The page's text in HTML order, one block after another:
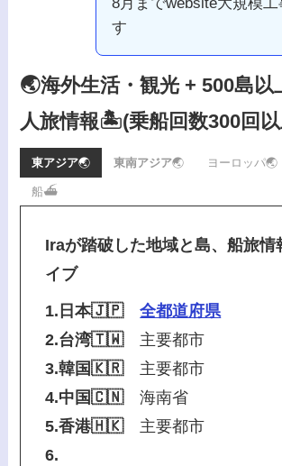
8月までwebsite大規模
す
🌏海外生活・観光 + 500島以
人旅情報🏝️(乗船回数300回
東アジア🌏 東南アジア🌏 ヨーロッパ🌏
船⛴️
Iraが踏破した地域と島、船旅情
イブ
1.日本🇯🇵
全都道府県
2.台湾🇹🇼主要都市
3.韓国🇰🇷主要都市
4.中国🇨🇳海南省
5.香港🇭🇰主要都市
6.